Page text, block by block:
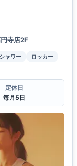
寺店2F
シャワー
ロッカー
定休日
毎月5日